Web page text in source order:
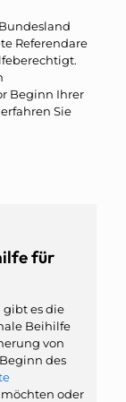
Referendare
Beginn Ihrer
Sie
für
gibt es die
Beihilfe
von
des
möchten oder